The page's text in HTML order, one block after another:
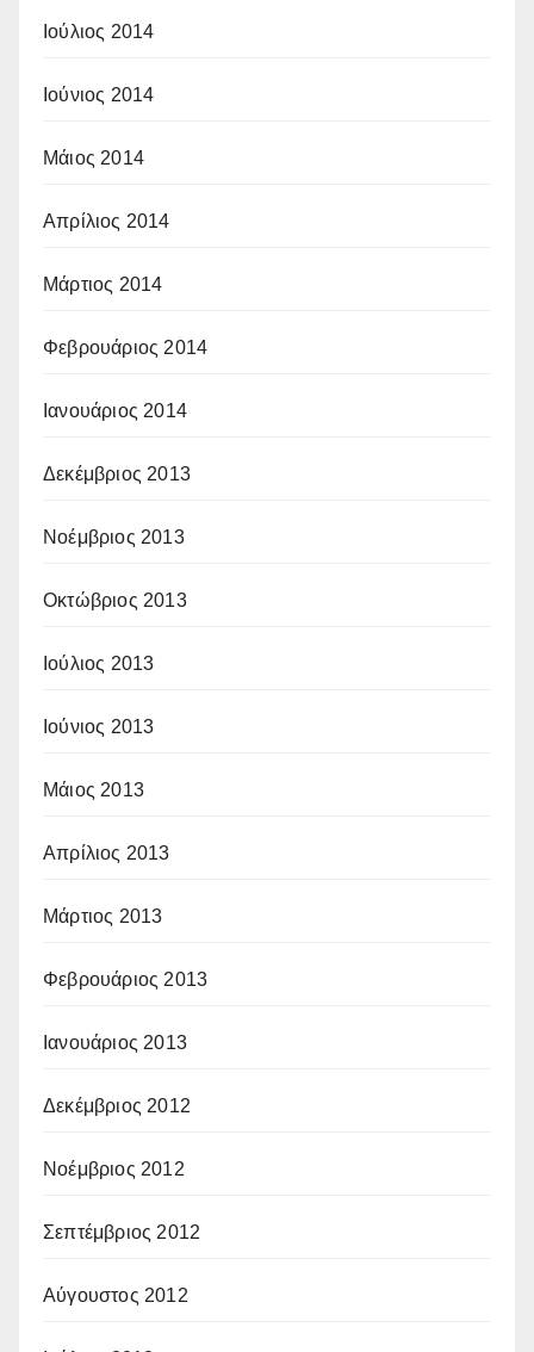
Ιούλιος 2014
Ιούνιος 2014
Μάιος 2014
Απρίλιος 2014
Μάρτιος 2014
Φεβρουάριος 2014
Ιανουάριος 2014
Δεκέμβριος 2013
Νοέμβριος 2013
Οκτώβριος 2013
Ιούλιος 2013
Ιούνιος 2013
Μάιος 2013
Απρίλιος 2013
Μάρτιος 2013
Φεβρουάριος 2013
Ιανουάριος 2013
Δεκέμβριος 2012
Νοέμβριος 2012
Σεπτέμβριος 2012
Αύγουστος 2012